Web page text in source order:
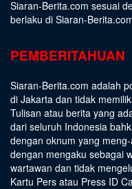
Siaran-Berita.com sesuai
berlaku di Siaran-
PEMBERITAHUAN
Siaran-Berita.com adalah
di Jakarta dan tidak
Tulisan atau berita yang
dari seluruh Indonesia
dengan oknum yang
dengan mengaku sebagai
wartawan dan tidak
Kartu Pers atau Press ID